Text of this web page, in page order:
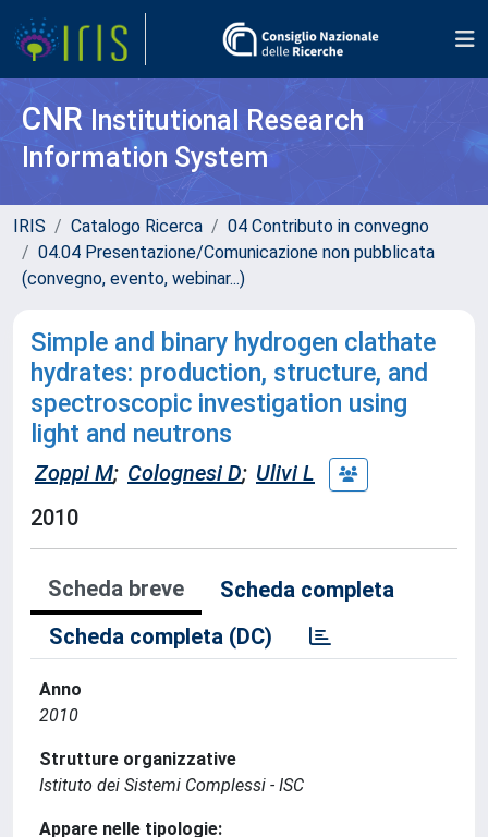
CNR Institutional Research
Information System
IRIS Catalogo Ricerca
04 Contributo in convegno
04.04 Presentazione/Comunicazione non pubblicata
(convegno, evento, webinar...)
Simple and binary hydrogen clathate
hydrates: production, structure, and
spectroscopic investigation using
light and neutrons
Zoppi M; Colognesi D; Ulivi L
2010
Scheda breve
Scheda completa
Scheda completa (DC)
Anno
2010
Strutture organizzative
Istituto dei Sistemi Complessi - ISC
Appare nelle tipologie: